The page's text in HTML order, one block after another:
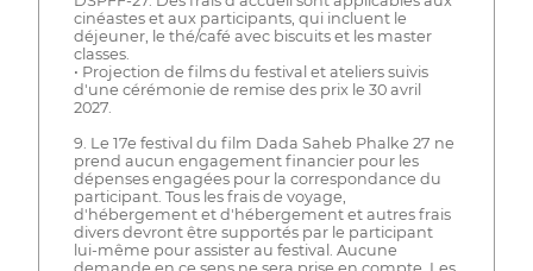
cinéastes et aux participants, qui incluent le
déjeuner, le thé/café avec biscuits et les master
classes.
• Projection de films du festival et ateliers suivis
d'une cérémonie de remise des prix le 30 avril
2027.
9. Le 17e festival du film Dada Saheb Phalke 27 ne
prend aucun engagement financier pour les
dépenses engagées pour la correspondance du
participant. Tous les frais de voyage,
d'hébergement et d'hébergement et autres frais
divers devront être supportés par le participant
lui-même pour assister au festival. Aucune